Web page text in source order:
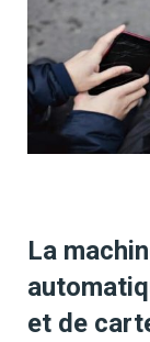
La
et de